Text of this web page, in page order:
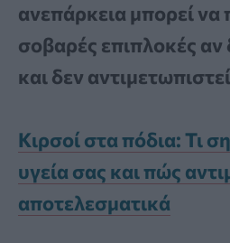
ανεπάρκεια μπορεί να
σοβαρές επιπλοκές αν
και δεν
Κιρσοί στα πόδια: Τι
υγεία σας και πώς
αποτελεσματικά